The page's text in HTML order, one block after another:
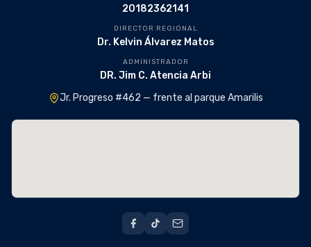
20182362141
DIRECTOR REGIONAL
Dr. Kelvin Álvarez Matos
ADMINISTRADOR
DR. Jim C. Atencia Arbi
Jr. Progreso #462 — frente al parque Amarilis